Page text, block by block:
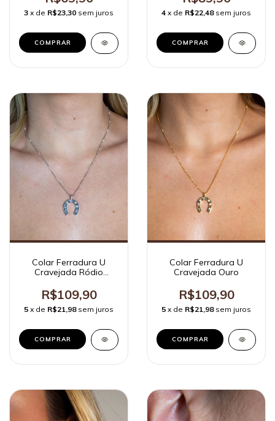
3 x de R$23,30 sem juros 4 x de R$22,48 sem juros
Colar Ferradura U
Cravejada Ródio
R$109,90
5 x de R$21,98 sem juros
Colar Ferradura U
Cravejada Ouro
R$109,90
5 x de R$21,98 sem juros